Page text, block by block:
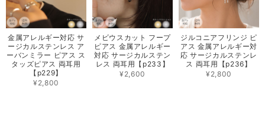
金属アレルギー対応 サ
ージカルステンレス ア
ーバンミラー ピアス ス
タッズピアス 両耳用
【p229】
¥2,800
メビウスカット フープ
ピアス 金属アレルギー
対応 サージカルステン
レス 両耳用【p233】
¥2,600
ジルコニアフリンジ ピ
アス 金属アレルギー対
応 サージカルステンレ
ス 両耳用【p236】
¥2,800